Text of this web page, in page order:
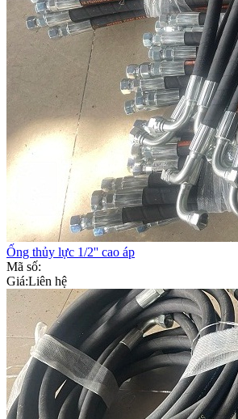
Ống thủy lực 1/2'' cao áp
Mã số:
Giá:Liên hệ